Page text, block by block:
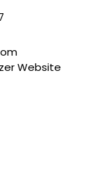
Website